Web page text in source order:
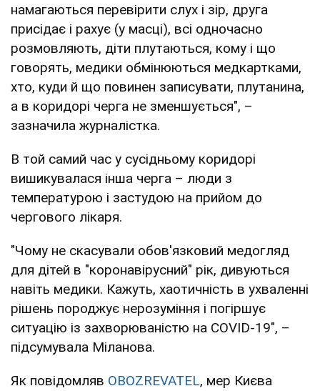
намагаються перевірити слух і зір, друга
присідає і рахує (у масці), всі одночасно
розмовляють, діти плутаються, кому і що
говорять, медики обмінюються медкартками,
хто, куди й що повинен записувати, плутанина,
а в коридорі черга не зменшується", –
зазначила журналістка.
В той самий час у сусідньому коридорі
вишикувалася інша черга – люди з
температурою і застудою на прийом до
чергового лікаря.
"Чому не скасували обов'язковий медогляд
для дітей в "коронавірусний" рік, дивуються
навіть медики. Кажуть, хаотичність в ухваленні
рішень породжує нерозуміння і погіршує
ситуацію із захворюваністю на COVID-19", –
підсумувала Міланова.
Як повідомляв OBOZREVATEL, мер Києва